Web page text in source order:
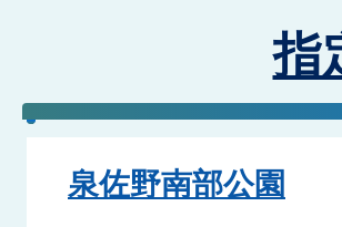
指
泉佐野南部公園